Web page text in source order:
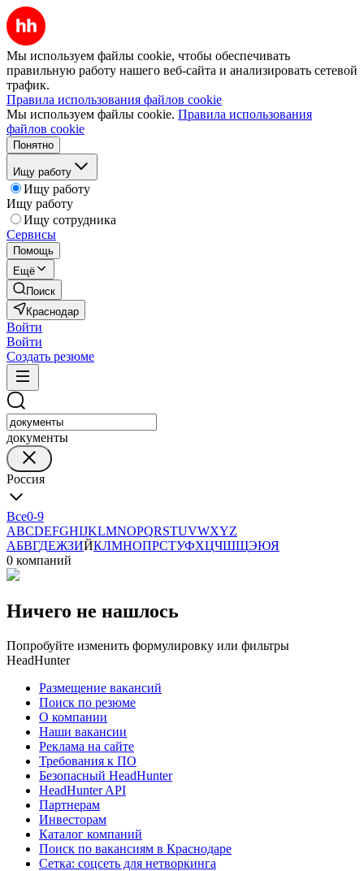
Мы используем файлы cookie, чтобы обеспечивать
правильную работу нашего веб-сайта и анализировать сетевой
трафик.
Правила использования файлов cookie
Мы используем файлы cookie. Правила использования
файлов cookie
Понятно
Ищу работу
Ищу работу
Ищу работу
Ищу сотрудника
Сервисы
Помощь
Ещё
Поиск
Краснодар
Войти
Войти
Создать резюме
документы
Россия
Все0-9
ABCDEFGHIJKLMNOPQRSTUVWXYZ
АБВГДЕЖЗИЙКЛМНОПРСТУФХЦЧШЩЭЮЯ
0 компаний
Ничего не нашлось
Попробуйте изменить формулировку или фильтры
HeadHunter
Размещение вакансий
Поиск по резюме
О компании
Наши вакансии
Реклама на сайте
Требования к ПО
Безопасный HeadHunter
HeadHunter API
Партнерам
Инвесторам
Каталог компаний
Поиск по вакансиям в Краснодаре
Сетка: соцсеть для нетворкинга